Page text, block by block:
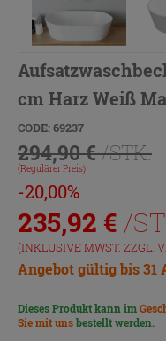
cm Harz Weiß
CODE: 69237
294,90 €/STK.
(Regulärer Preis)
-20,00%
235,92 € /
(INKLUSIVE MWST. ZZGL.
Angebot gültig bis 31
Dieses Produkt kann im
Sie mit unsbestellt werden.